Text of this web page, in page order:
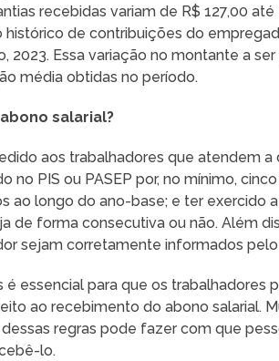
recebidas variam de R$ 127,00
de contribuições do
2023. Essa variação no montante a
média obtidas no período.
salarial?
aos trabalhadores que atendem a
no PIS ou PASEP por, no mínimo,
ao longo do ano-base; e ter exercido
de forma consecutiva ou não. Além
sejam corretamente informados
é essencial para que os trabalhadores
ao recebimento do abono salarial.
regras pode fazer com que
lo.